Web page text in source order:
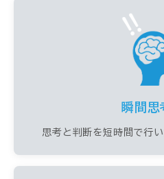
瞬間思
思考と判断を短時間で行